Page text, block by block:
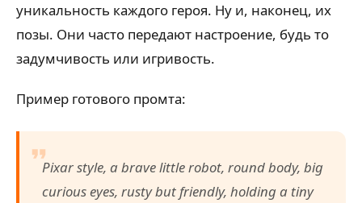
уникальность каждого героя. Ну и, наконец, их
позы. Они часто передают настроение, будь то
задумчивость или игривость.
Пример готового промта:
Pixar style, a brave little robot, round body, big
curious eyes, rusty but friendly, holding a tiny